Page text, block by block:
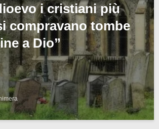
i cristiani più
compravano tombe
a Dio”